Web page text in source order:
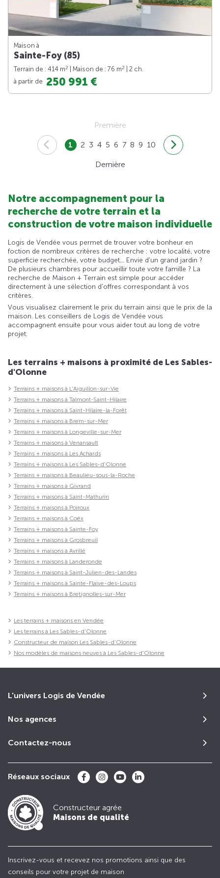
Maison à
Sainte-Foy (85)
Terrain de : 414 m2 | Maison de : 76 m2
| 2 ch.
à partir de 250 991 €
Première
1 2 3 4 5 6 7 8 9 10
Dernière
Notre accompagnement pour la
recherche de votre terrain et la
construction de votre maison individuelle
Logis de Vendée vous permet de trouver votre bonheur en
foction de nombreux critères de recherche : votre localité, votre
superficie recherchée, votre budget... Envie d'un grand jardin ?
De plusieurs chambres pour accueillir toute votre famille ? La
recherche de Maison + Terrain est simple pour accéder
directement à une sélection d'offres correspondant à vos
critères.
Vous visualisez clairement le prix du terrain ainsi que le prix de la
maison. Les conseillers de Logis de Vendée vous
accompagnent ensuite pour vous aider tout au long de votre
projet.
Les terrains + maisons à proximité de Les Sables-
d'Olonne
Terrains + maisons à L'Aiguillon-sur-Vie
Terrains + maisons à Talmont-Saint-Hilaire
Terrains + maisons à Saint-Hilaire-la-Forêt
Terrains + maisons à Brem-sur-Mer
Terrains + maisons à Longeville-sur-Mer
Terrains + maisons à Venansault
Terrains + maisons à Les Achards
Terrains + maisons à Les Sables-d'Olonne
Terrains + maisons à Beaulieu-sous-la-Roche
Terrains + maisons à Givrand
Terrains + maisons à Saint-Mathurin
Terrains + maisons à Poiroux
Terrains + maisons à Coëx
Terrains + maisons à Sainte-Foy
Terrains + maisons à Grosbreuil
Terrains + maisons à Avrillé
Terrains + maisons à Landeronde
Terrains + maisons à Saint-Julien-des-Landes
Terrains + maisons à Sainte-Flaive-des-Loups
Terrains + maisons à Bretignolles-sur-Mer
Les terrains + maisons en Vendée
Les terrains à Les Sables-d'Olonne
Constructeur de maison Les Sables-d'Olonne
Nos modèles de maisons neuves à Les Sables-d'Olonne
L'univers Logis de Vendée
Nos agences
Contactez-nous
Réseaux sociaux
Constructeur agrée
Maisons de qualité
Inscrivez-vous et recevez nos promotions ainsi que des
conseils pour votre projet de maison